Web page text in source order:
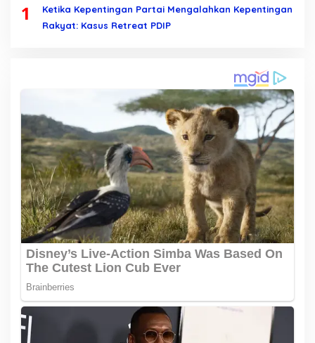
1
Ketika Kepentingan Partai Mengalahkan Kepentingan
Rakyat: Kasus Retreat PDIP